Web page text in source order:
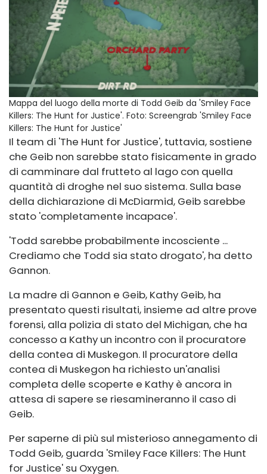
Mappa del luogo della morte di Todd Geib da 'Smiley Face
Killers: The Hunt for Justice'. Foto: Screengrab 'Smiley Face
Killers: The Hunt for Justice'
Il team di 'The Hunt for Justice', tuttavia, sostiene
che Geib non sarebbe stato fisicamente in grado
di camminare dal frutteto al lago con quella
quantità di droghe nel suo sistema. Sulla base
della dichiarazione di McDiarmid, Geib sarebbe
stato 'completamente incapace'.
'Todd sarebbe probabilmente incosciente ...
Crediamo che Todd sia stato drogato', ha detto
Gannon.
La madre di Gannon e Geib, Kathy Geib, ha
presentato questi risultati, insieme ad altre prove
forensi, alla polizia di stato del Michigan, che ha
concesso a Kathy un incontro con il procuratore
della contea di Muskegon. Il procuratore della
contea di Muskegon ha richiesto un'analisi
completa delle scoperte e Kathy è ancora in
attesa di sapere se riesamineranno il caso di
Geib.
Per saperne di più sul misterioso annegamento di
Todd Geib, guarda 'Smiley Face Killers: The Hunt
for Justice' su Oxygen.